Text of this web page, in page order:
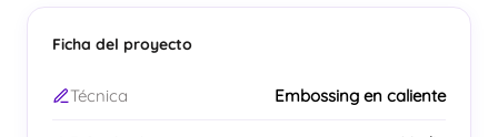
Ficha del proyecto
Técnica Embossing en caliente